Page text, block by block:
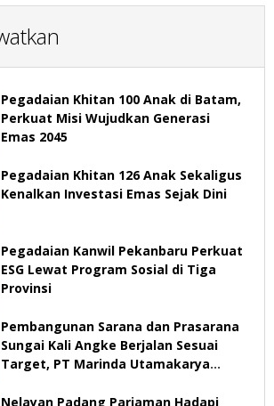
Pegadaian Khitan 100 Anak di Batam,
Perkuat Misi Wujudkan Generasi
Emas 2045
Pegadaian Khitan 126 Anak Sekaligus
Kenalkan Investasi Emas Sejak Dini
Pegadaian Kanwil Pekanbaru Perkuat
ESG Lewat Program Sosial di Tiga
Provinsi
Pembangunan Sarana dan Prasarana
Sungai Kali Angke Berjalan Sesuai
Target, PT Marinda Utamakarya
2026
Nelayan Padang Pariaman Hadapi